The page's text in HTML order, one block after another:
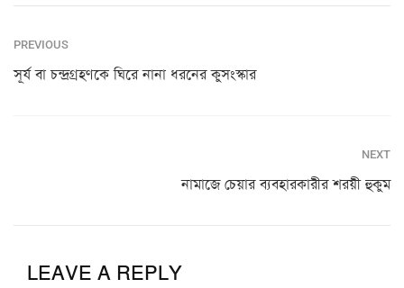
PREVIOUS
সূর্য বা চন্দ্রগ্রহণকে ঘিরে নানা ধরনের কুসংস্কার
NEXT
নামাজে চেয়ার ব্যবহারকারীর শরয়ী হুকুম
LEAVE A REPLY